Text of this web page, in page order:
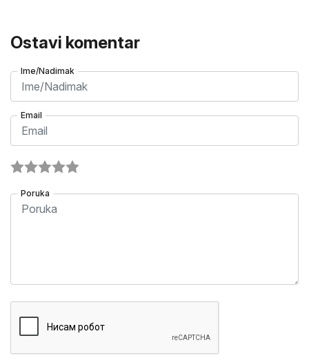
Ostavi komentar
Ime/Nadimak
Email
Poruka